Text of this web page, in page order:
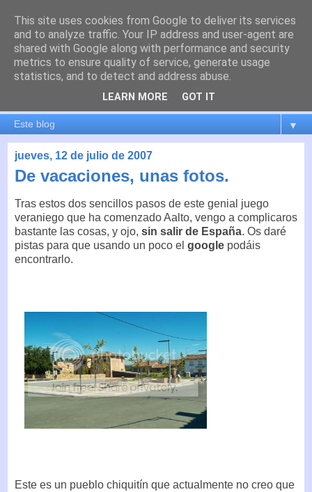
es por madrid
El blog de Madrid y su actualidad, proyectos, transporte,
movilidad, arquitectura, participación, medio ambiente,
educación, empleo, ...
▼
jueves, 12 de julio de 2007
De vacaciones, unas fotos.
Tras estos dos sencillos pasos de este genial juego
veraniego que ha comenzado Aalto, vengo a complicaros
bastante las cosas, y ojo, sin salir de España. Os daré
pistas para que usando un poco el google podáis
encontrarlo.
Este es un pueblo chiquitín que actualmente no creo que
This site uses cookies from Google to deliver its services
and to analyze traffic. Your IP address and user-agent are
shared with Google along with performance and security
metrics to ensure quality of service, generate usage
statistics, and to detect and address abuse.
LEARN MORE GOT IT